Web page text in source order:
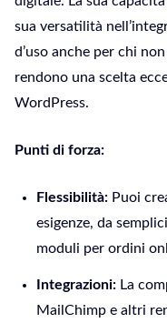
sua versatilità
d’uso anche per chi
rendono una scelta
WordPress.
Punti di forza:
Flessibilità: Puoi
esigenze, da
moduli per ordini
Integrazioni: La
MailChimp e altri